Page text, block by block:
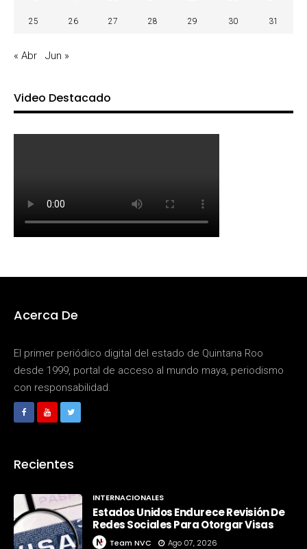
25 26 27 28 29 30 31
« Abr Jun »
Video Destacado
Acerca De
El primer periódico digital del estado de Quintana Roo
desde 1999, portal de acceso al mundo maya, periodismo
con responsabilidad.
Recientes
INTERNACIONALES
Estados Unidos Endurece Revisión De
Redes Sociales Para Otorgar Visas
Team NVC Ago 07, 2026